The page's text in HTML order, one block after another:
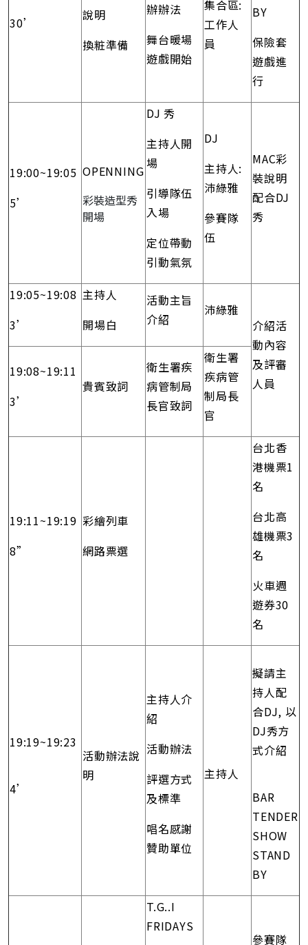
30’
說明
換粧準備
辦辦法
舞台暖場
遊戲開始
集合區:
工作人
員
BY
保險套
遊戲進
行
19:00~19:05
5’
OPENNING
彩裝造型秀
開場
DJ 秀
主持人開
場
引導隊伍
入場
定位帶動
引動氣氛
DJ
主持人:
沛綠雅
參賽隊
伍
MAC彩
裝說明
配合DJ
秀
19:05~19:08
3’
主持人
開場白
活動主旨
介紹
沛綠雅
介紹活
動內容
及評審
人員
19:08~19:11
3’
貴賓致詞
衛生署疾
病管制局
長官致詞
衛生署
疾病管
制局長
官
19:11~19:19
8”
彩繪列車
網路票選
台北香
港機票1
名
台北高
雄機票3
名
火車週
遊券30
名
19:19~19:23
4’
活動辦法說
明
主持人介
紹
活動辦法
評選方式
及標準
唱名感謝
贊助單位
主持人
擬請主
持人配
合DJ, 以
DJ秀方
式介紹
BAR
TENDER
SHOW
STAND
BY
T.G..I
FRIDAYS
參賽隊